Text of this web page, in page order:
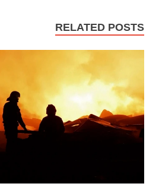
RELATED POSTS